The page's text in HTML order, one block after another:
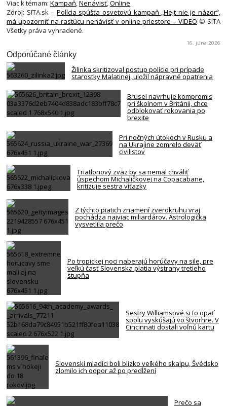
Viac k témam: Kampaň,Nenávisť,Online
Zdroj: SITA.sk – Polícia spúšťa osvetovú kampaň „Hejt nie je názor“,
má upozorniť na rastúcu nenávisť v online priestore – VIDEO © SITA
Všetky práva vyhradené.
16. júna 2026
Odporúčané články
Žilinka skritizoval postup polície pri prípade
starostky Malatinej, uložil nápravné opatrenia
Brusel navrhuje kompromis
pri školnom v Británii, chce
odblokovať rokovania po
brexite
Pri nočných útokoch v Rusku a
na Ukrajine zomrelo deväť
civilistov
Triatlonový zväz by sa nemal chváliť
úspechom Michaličkovej na Copacabane,
kritizuje sestra víťazky
Z týchto piatich znamení zverokruhu vraj
pochádza najviac miliardárov. Astrologička
vysvetlila prečo
Po tropickej noci naberajú horúčavy na sile, pre
veľkú časť Slovenska platia výstrahy tretieho
stupňa
Sestry Williamsové si to opäť
spolu vyskúšajú vo štvorhre. V
Cincinnati dostali voľnú kartu
Slovenskí mladíci boli blízko veľkého skalpu, Švédsko
zlomilo ich odpor až po predĺžení
Prečo sa